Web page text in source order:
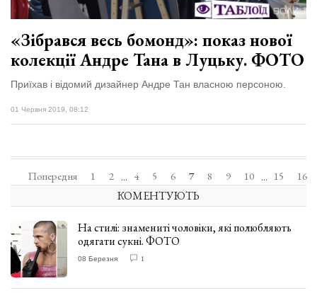
«Зібрався весь бомонд»: показ нової
колекції Андре Тана в Луцьку. ФОТО
Приїхав і відомий дизайнер Андре Тан власною персоною.
01 Червня 2019, 08:12
Попередня 1 2 ... 4 5 6 7 8 9 10 ... 15 16
КОМЕНТУЮТЬ
На стилі: знамениті чоловіки, які полюбляють
одягати сукні. ФОТО
08 Березня 1